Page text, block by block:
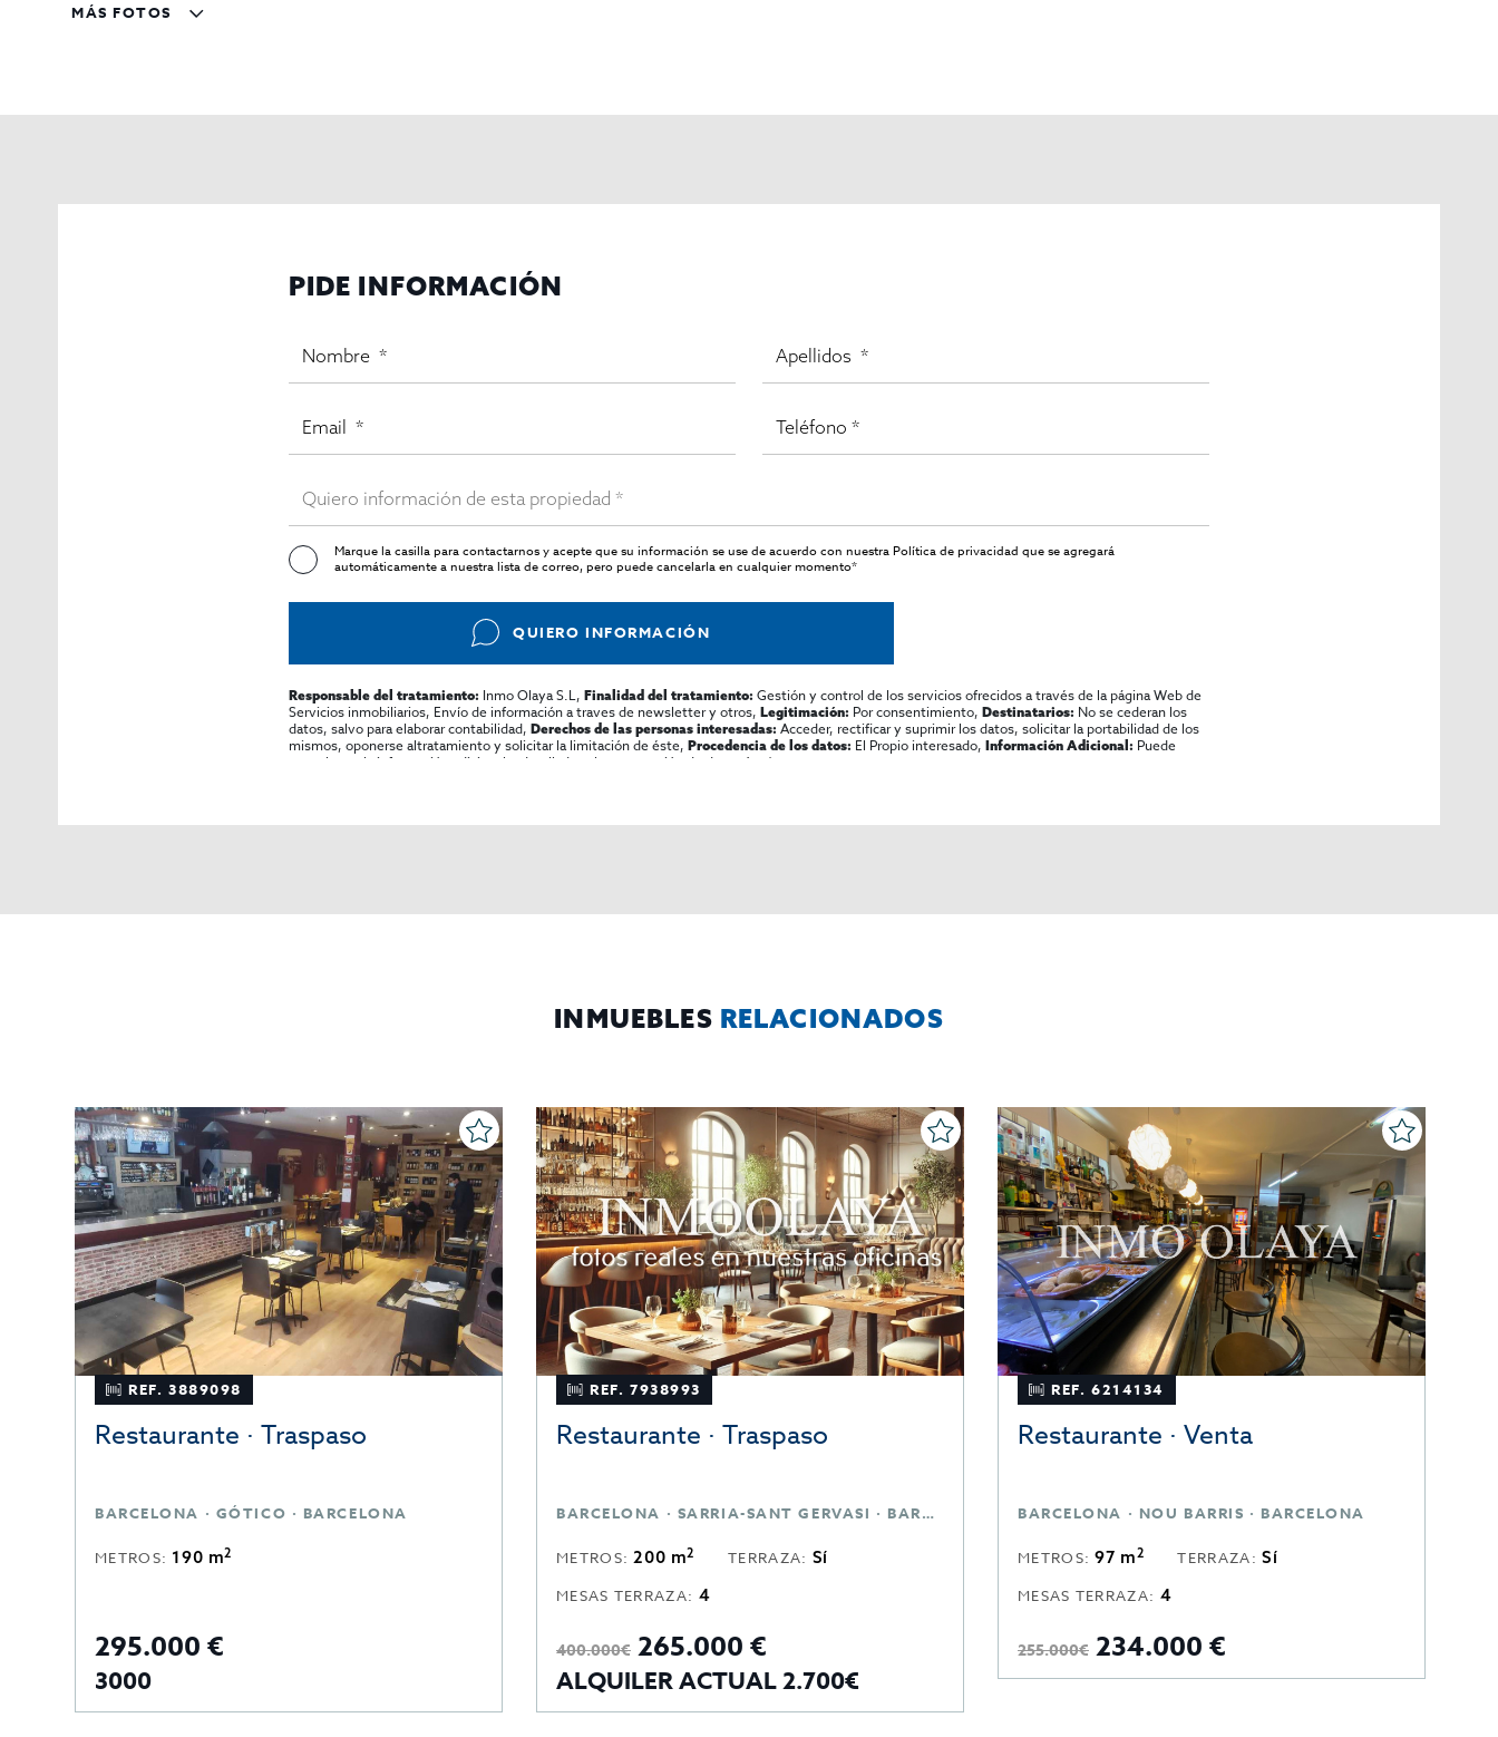
MÁS FOTOS
PIDE INFORMACIÓN
Marque la casilla para contactarnos y acepte que su información se use de acuerdo con nuestraPolítica de privacidad que se agregará
automáticamente a nuestra lista de correo, pero puede cancelarla en cualquier momento*
QUIERO INFORMACIÓN
Responsable del tratamiento: Inmo Olaya S.L, Finalidad del tratamiento: Gestión y control de los servicios ofrecidos a través de la página Web de
Servicios inmobiliarios, Envío de información a traves de newsletter y otros, Legitimación: Por consentimiento, Destinatarios: No se cederan los
datos, salvo para elaborar contabilidad, Derechos de las personas interesadas: Acceder, rectificar y suprimir los datos, solicitar la portabilidad de los
mismos, oponerse altratamiento y solicitar la limitación de éste, Procedencia de los datos: El Propio interesado, Información Adicional: Puede
consultarse la información adicional y detallada sobre protección de datos
Aquí.
INMUEBLES RELACIONADOS
REF. 3889098
Restaurante · Traspaso
BARCELONA · GÓTICO · BARCELONA
METROS: 190 m2
295.000 €
3000
REF. 7938993
Restaurante · Traspaso
BARCELONA · SARRIA-SANT GERVASI · BARCELONA
METROS:200 m2 TERRAZA: Sí
MESAS TERRAZA: 4
400.000€ 265.000 €
ALQUILER ACTUAL 2.700€
REF. 6214134
Restaurante · Venta
BARCELONA · NOU BARRIS · BARCELONA
METROS:97 m2 TERRAZA:Sí
MESAS TERRAZA: 4
255.000€ 234.000 €